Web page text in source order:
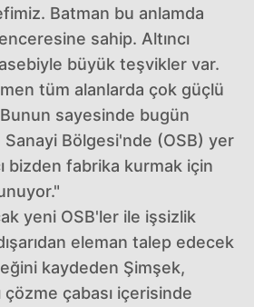
Batman bu anlamda
sahip. Altıncı
büyük teşvikler var.
tüm alanlarda çok güçlü
sayesinde bugün
Bölgesi'nde (OSB) yer
bizden fabrika kurmak için
yeni OSB'ler ile işsizlik
eleman talep edecek
kaydeden Şimşek,
çözme çabası içerisinde